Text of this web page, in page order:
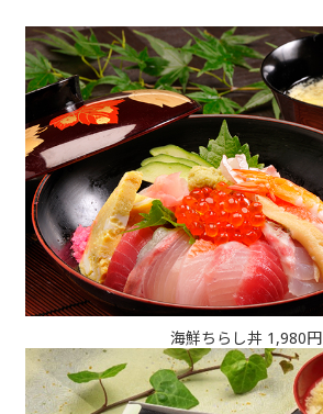
海鮮ちらし丼 1,980円